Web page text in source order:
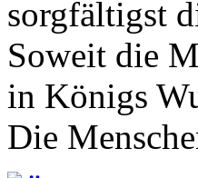
sorgfältigst
Soweit die
in Königs
Die